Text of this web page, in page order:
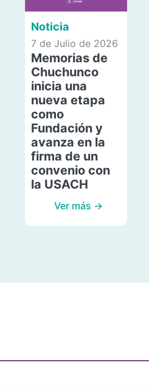
Noticia
7 de Julio de 2026
Memorias de
Chuchunco
inicia una
nueva etapa
como
Fundación y
avanza en la
firma de un
convenio con
la USACH
Ver más →